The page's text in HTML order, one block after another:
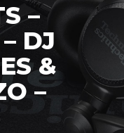
–
DJ
&
–